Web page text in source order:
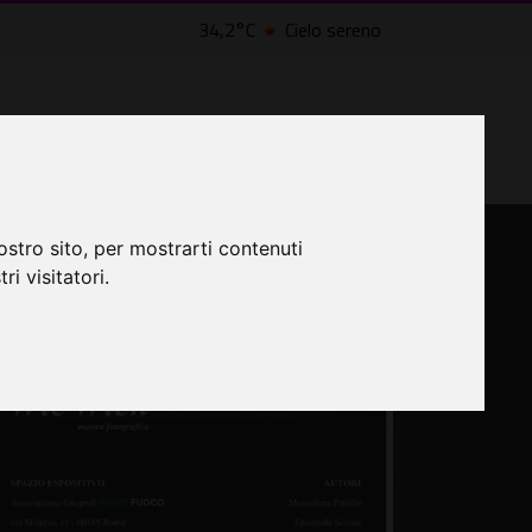
sito, per mostrarti contenuti
visitatori.
34,2°C Cielo sereno